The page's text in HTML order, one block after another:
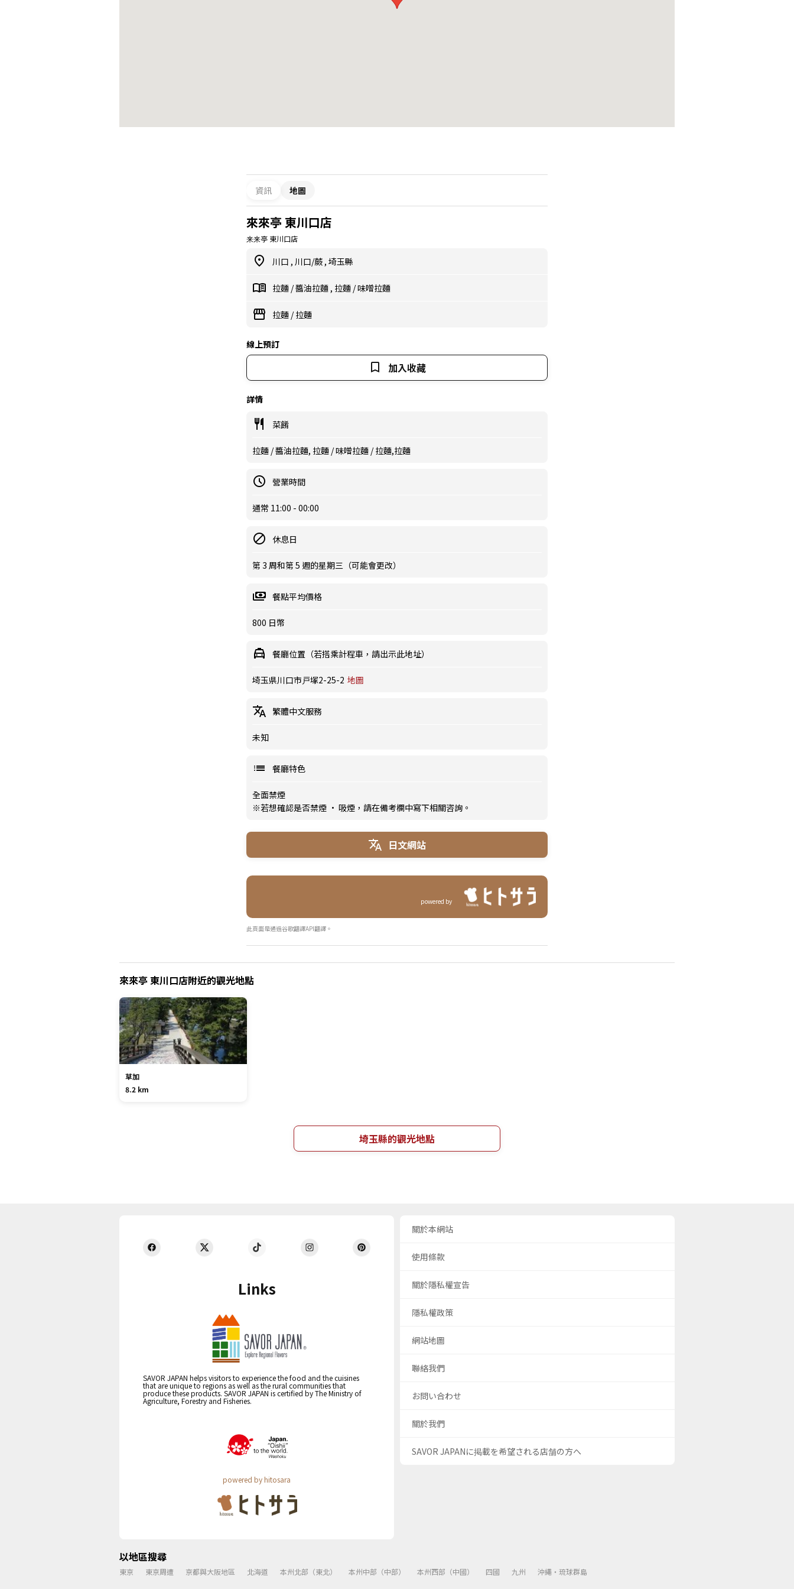
資訊 地圖
來來亭 東川口店
来来亭 東川口店
川口 , 川口/蕨 , 埼玉縣
拉麵 /醬油拉麵 , 拉麵 /味噌拉麵
拉麵 /拉麵
線上預訂
加入收藏
詳情
菜餚
拉麵 / 醬油拉麵, 拉麵 / 味噌拉麵 / 拉麵,拉麵
營業時間
通常 11:00 - 00:00
休息日
第 3 周和第 5 週的星期三（可能會更改）
餐點平均價格
800 日幣
餐廳位置（若搭乘計程車，請出示此地址）
埼玉県川口市戸塚2-25-2 地圖
繁體中文服務
未知
餐廳特色
全面禁煙
※若想確認是否禁煙 · 吸煙，請在備考欄中寫下相關咨詢。
日文網站
powered by
此頁面是通過谷歌翻譯API翻譯。
來來亭 東川口店附近的觀光地點
草加
8.2 km
埼玉縣的觀光地點
Links
SAVOR JAPAN helps visitors to experience the food and the cuisines
that are unique to regions as well as the rural communities that
produce these products. SAVOR JAPAN is certified by The Ministry of
Agriculture, Forestry and Fisheries.
powered by hitosara
關於本網站
使用條款
關於隱私權宣告
隱私權政策
網站地圖
聯絡我們
お問い合わせ
關於我們
SAVOR JAPANに掲載を希望される店舗の方へ
以地區搜尋
東京 東京周遭 京都與大阪地區 北海道 本州北部（東北） 本州中部（中部） 本州西部（中國） 四國 九州 沖繩・琉球群島